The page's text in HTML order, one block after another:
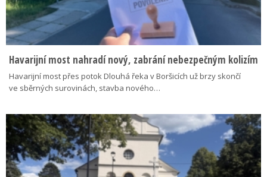
Havarijní most nahradí nový, zabrání nebezpečným kolizím
Havarijní most přes potok Dlouhá řeka v Boršicích už brzy skončí
ve sběrných surovinách, stavba nového…